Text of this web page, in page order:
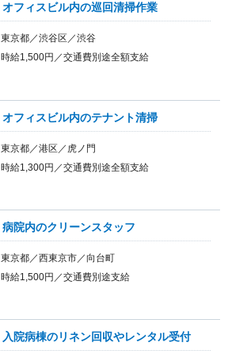
オフィスビル内の巡回清掃作業
東京都／渋谷区／渋谷
時給1,500円／交通費別途全額支給
オフィスビル内のテナント清掃
東京都／港区／虎ノ門
時給1,300円／交通費別途全額支給
病院内のクリーンスタッフ
東京都／西東京市／向台町
時給1,500円／交通費別途支給
入院病棟のリネン回収やレンタル受付